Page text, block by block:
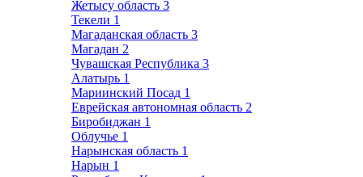
Жетысу область 3
Текели 1
Магаданская область 3
Магадан 2
Чувашская Республика 3
Алатырь 1
Мариинский Посад 1
Еврейская автономная область 2
Биробиджан 1
Облучье 1
Нарынская область 1
Нарын 1